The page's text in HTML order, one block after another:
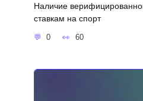
Наличие
ставкам на спорт
0 60